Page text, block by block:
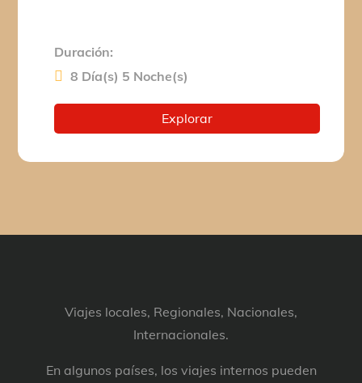
Duración:
8 Día(s) 5 Noche(s)
Explorar
Viajes locales, Regionales, Nacionales,
Internacionales.
En algunos países, los viajes internos pueden